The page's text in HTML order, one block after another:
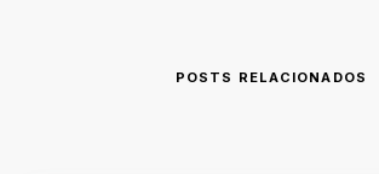
POSTS RELACIONADOS